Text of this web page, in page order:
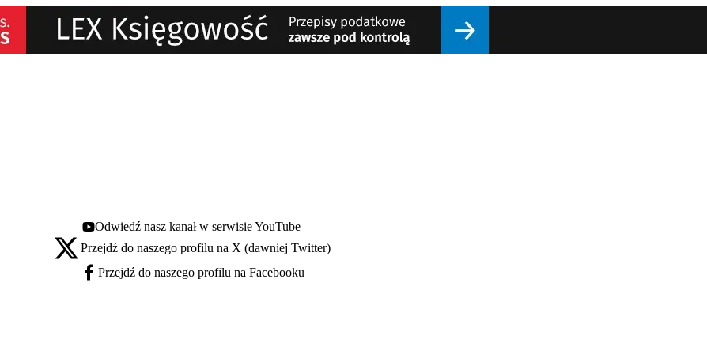
Youtube - otwiera się w nowej karcie
Odwiedź nasz kanał w serwisie YouTube
X - otwiera się w nowej karcie
Przejdź do naszego profilu na X (dawniej Twitter)
Facebook - otwiera się w nowej karcie
Przejdź do naszego profilu na Facebooku